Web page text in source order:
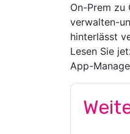
On-Prem zu
verwalten-
hinterlässt
Lesen Sie
App-